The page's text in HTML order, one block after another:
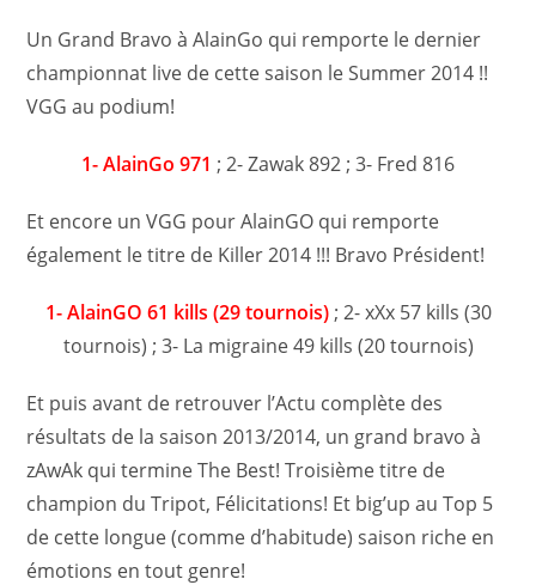
Un Grand Bravo à AlainGo qui remporte le dernier
championnat live de cette saison le Summer 2014 !!
VGG au podium!
1- AlainGo 971 ; 2- Zawak 892 ; 3- Fred 816
Et encore un VGG pour AlainGO qui remporte
également le titre de Killer 2014 !!! Bravo Président!
1- AlainGO 61 kills (29 tournois); 2- xXx 57 kills (30
tournois) ; 3- La migraine 49 kills (20 tournois)
Et puis avant de retrouver l’Actu complète des
résultats de la saison 2013/2014, un grand bravo à
zAwAk qui termine The Best! Troisième titre de
champion du Tripot, Félicitations! Et big’up au Top 5
de cette longue (comme d’habitude) saison riche en
émotions en tout genre!